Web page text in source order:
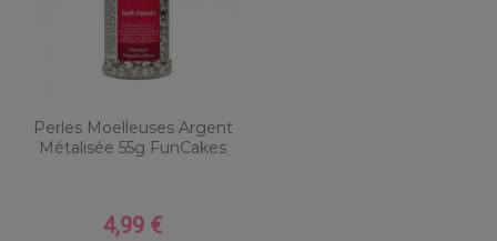
Perles Moelleuses Argent
Métalisée 55g FunCakes
Prix
4,99 €